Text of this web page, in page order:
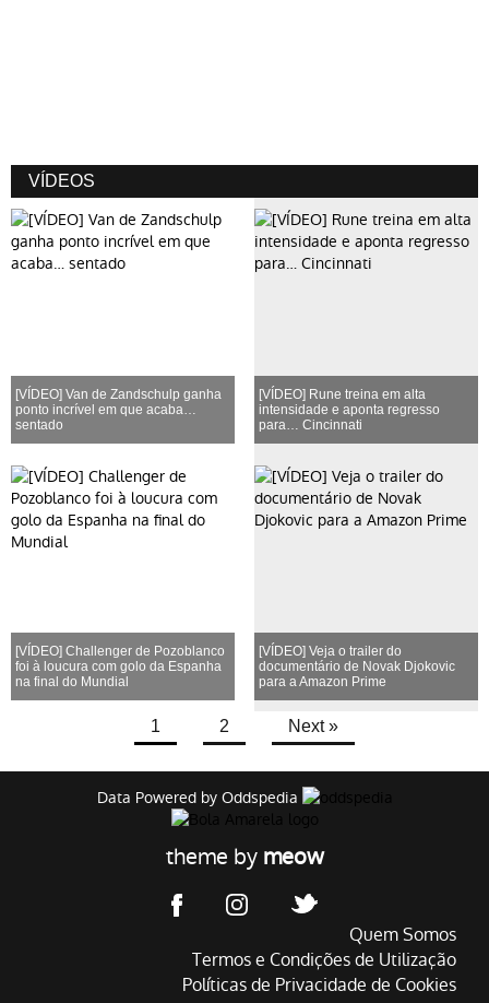
VÍDEOS
[VÍDEO] Van de Zandschulp ganha
ponto incrível em que acaba…
sentado
[VÍDEO] Rune treina em alta
intensidade e aponta regresso
para… Cincinnati
[VÍDEO] Challenger de Pozoblanco
foi à loucura com golo da Espanha
na final do Mundial
[VÍDEO] Veja o trailer do
documentário de Novak Djokovic
para a Amazon Prime
1 2 Next »
Data Powered by Oddspedia
theme by meow
Quem Somos
Termos e Condições de Utilização
Políticas de Privacidade de Cookies